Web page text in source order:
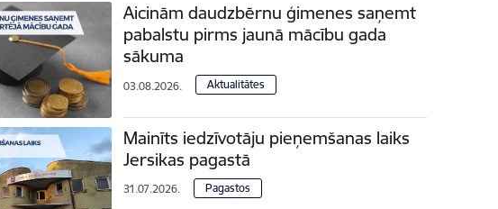
Aicinām daudzbērnu ģimenes saņemt
pabalstu pirms jaunā mācību gada
sākuma
03.08.2026. Aktualitātes
Mainīts iedzīvotāju pieņemšanas laiks
Jersikas pagastā
31.07.2026. Pagastos